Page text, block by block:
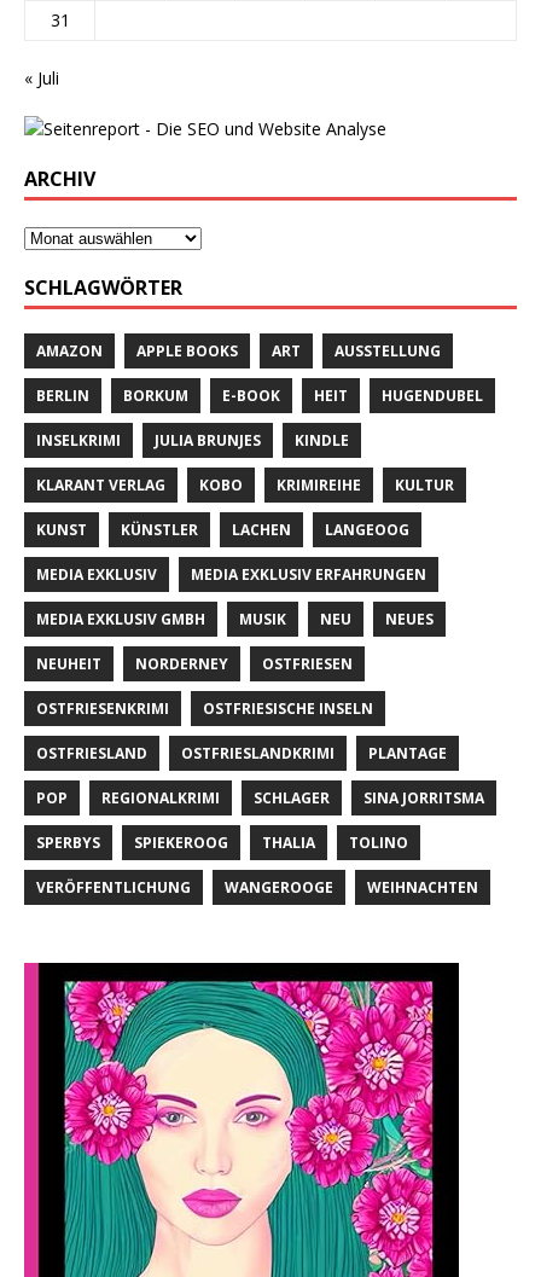
31
« Juli
ARCHIV
SCHLAGWÖRTER
AMAZON APPLE BOOKS ART AUSSTELLUNG
BERLIN BORKUM E-BOOK HEIT HUGENDUBEL
INSELKRIMI JULIA BRUNJES KINDLE
KLARANT VERLAG KOBO KRIMIREIHE KULTUR
KUNST KÜNSTLER LACHEN LANGEOOG
MEDIA EXKLUSIV MEDIA EXKLUSIV ERFAHRUNGEN
MEDIA EXKLUSIV GMBH MUSIK NEU NEUES
NEUHEIT NORDERNEY OSTFRIESEN
OSTFRIESENKRIMI OSTFRIESISCHE INSELN
OSTFRIESLAND OSTFRIESLANDKRIMI PLANTAGE
POP REGIONALKRIMI SCHLAGER SINA JORRITSMA
SPERBYS SPIEKEROOG THALIA TOLINO
VERÖFFENTLICHUNG WANGEROOGE WEIHNACHTEN